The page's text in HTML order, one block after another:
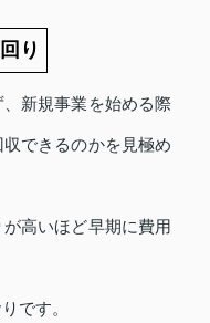
り
新規事業を始める際
できるのかを見極め
高いほど早期に費用
です。